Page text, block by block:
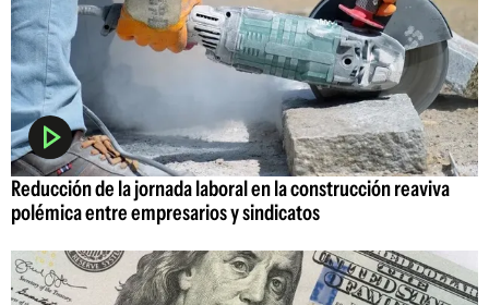
Reducción de la jornada laboral en la construcción reaviva
polémica entre empresarios y sindicatos